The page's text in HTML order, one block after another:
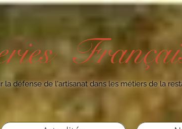
la défense de l'artisanat dans les métiers de la